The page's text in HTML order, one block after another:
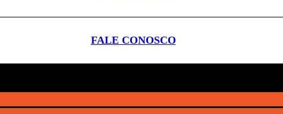
FALE CONOSCO